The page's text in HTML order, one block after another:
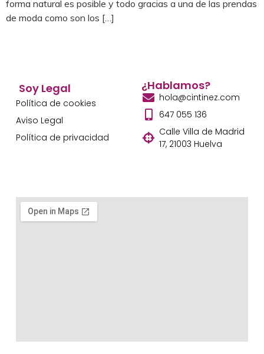
forma natural es posible y todo gracias a una de las prendas
de moda como son los […]
Soy Legal
Política de cookies
Aviso Legal
Política de privacidad
¿Hablamos?
hola@cintinez.com
647 055 136
Calle Villa de Madrid
17, 21003 Huelva